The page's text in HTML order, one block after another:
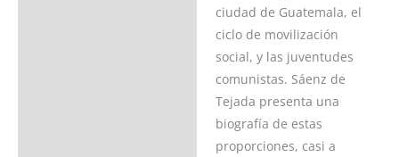
ciudad de Guatemala, el
ciclo de movilización
social, y las juventudes
comunistas. Sáenz de
Tejada presenta una
biografía de estas
proporciones, casi a